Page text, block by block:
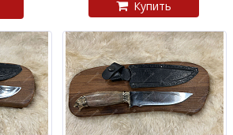
Купить